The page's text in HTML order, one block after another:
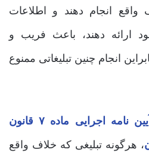
واقع انجام دهند و اطلاعات
ارائه دهند، باعث فریب و
انجام چنین تبلیغاتی ممنوع
آیین نامه اجرایی ماده ۷ قانون
، هرگونه تبلیغی که خلاف واقع